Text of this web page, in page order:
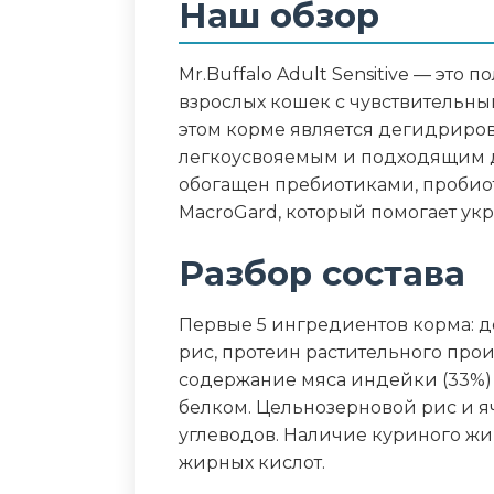
Протеин 33%, жир 15%,
омега-3 0.38%, омега-6 2.35%
Дополнительные
MacroGard (бета-глюканы),
экстракт фенхеля, экстракт
Пищевая ценность
Белок (%)
Жир (%)
Клетчатка (%)
Зола (%)
Наш обзор
Mr.Buffalo Adult Sensitive — это
взрослых кошек с
этом корме является
легкоусвояемым и подходящим
обогащен пребиотиками,
MacroGard, который помогает
Разбор состава
Первые 5 ингредиентов корма:
рис, протеин растительного
содержание мяса индейки
белком. Цельнозерновой рис и
углеводов. Наличие куриного
жирных кислот.